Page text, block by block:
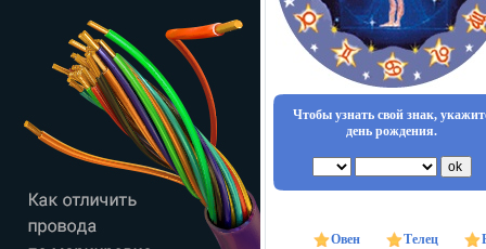
Чтобы узнать свой знак,
день рождения.
Овен Телец